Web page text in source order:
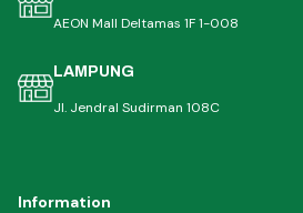
AEON Mall Deltamas 1F 1-008
LAMPUNG
Jl. Jendral Sudirman 108C
Information